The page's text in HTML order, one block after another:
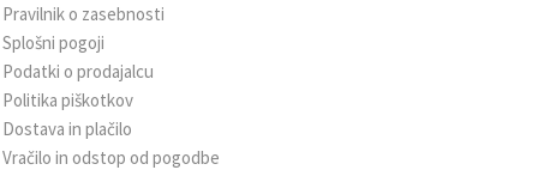
Pravilnik o zasebnosti
Splošni pogoji
Podatki o prodajalcu
Politika piškotkov
Dostava in plačilo
Vračilo in odstop od pogodbe